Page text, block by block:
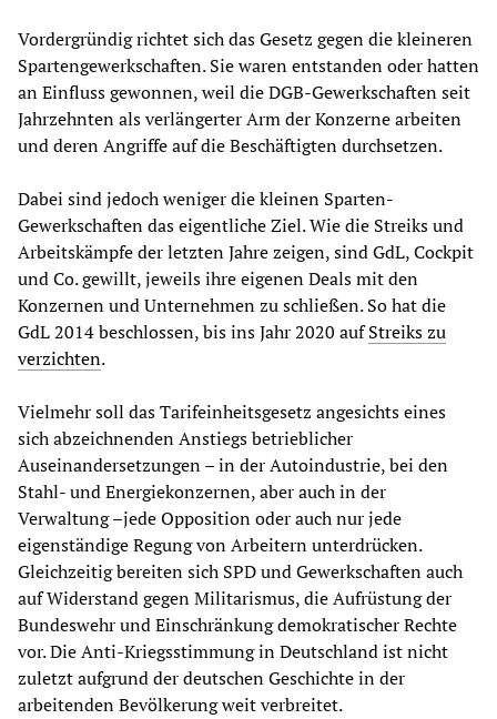
Vordergründig richtet sich das Gesetz gegen die kleineren
Spartengewerkschaften. Sie waren entstanden oder hatten
an Einfluss gewonnen, weil die DGB-Gewerkschaften seit
Jahrzehnten als verlängerter Arm der Konzerne arbeiten
und deren Angriffe auf die Beschäftigten durchsetzen.
Dabei sind jedoch weniger die kleinen Sparten-
Gewerkschaften das eigentliche Ziel. Wie die Streiks und
Arbeitskämpfe der letzten Jahre zeigen, sind GdL, Cockpit
und Co. gewillt, jeweils ihre eigenen Deals mit den
Konzernen und Unternehmen zu schließen. So hat die
GdL 2014 beschlossen, bis ins Jahr 2020 aufStreiks zu
verzichten.
Vielmehr soll das Tarifeinheitsgesetz angesichts eines
sich abzeichnenden Anstiegs betrieblicher
Auseinandersetzungen – in der Autoindustrie, bei den
Stahl- und Energiekonzernen, aber auch in der
Verwaltung –jede Opposition oder auch nur jede
eigenständige Regung von Arbeitern unterdrücken.
Gleichzeitig bereiten sich SPD und Gewerkschaften auch
auf Widerstand gegen Militarismus, die Aufrüstung der
Bundeswehr und Einschränkung demokratischer Rechte
vor. Die Anti-Kriegsstimmung in Deutschland ist nicht
zuletzt aufgrund der deutschen Geschichte in der
arbeitenden Bevölkerung weit verbreitet.